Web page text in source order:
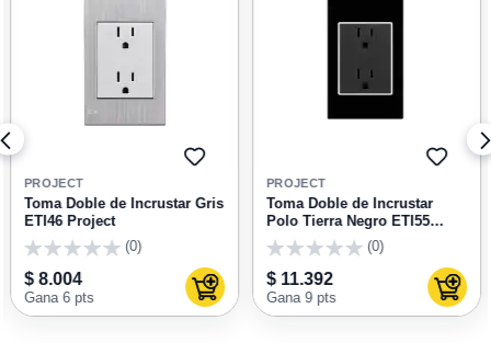
al carrito
AGREGAR
FAVORITOS
PROJECT
Toma Doble de Incrustar Gris
ETI46 Project
(0)
$ 8.004
Gana 6 pts Agregar al carrito
PROJECT
Toma Doble de Incrustar
Polo Tierra Negro ETI55
Project
(0)
$ 11.392
Gana 9 pts